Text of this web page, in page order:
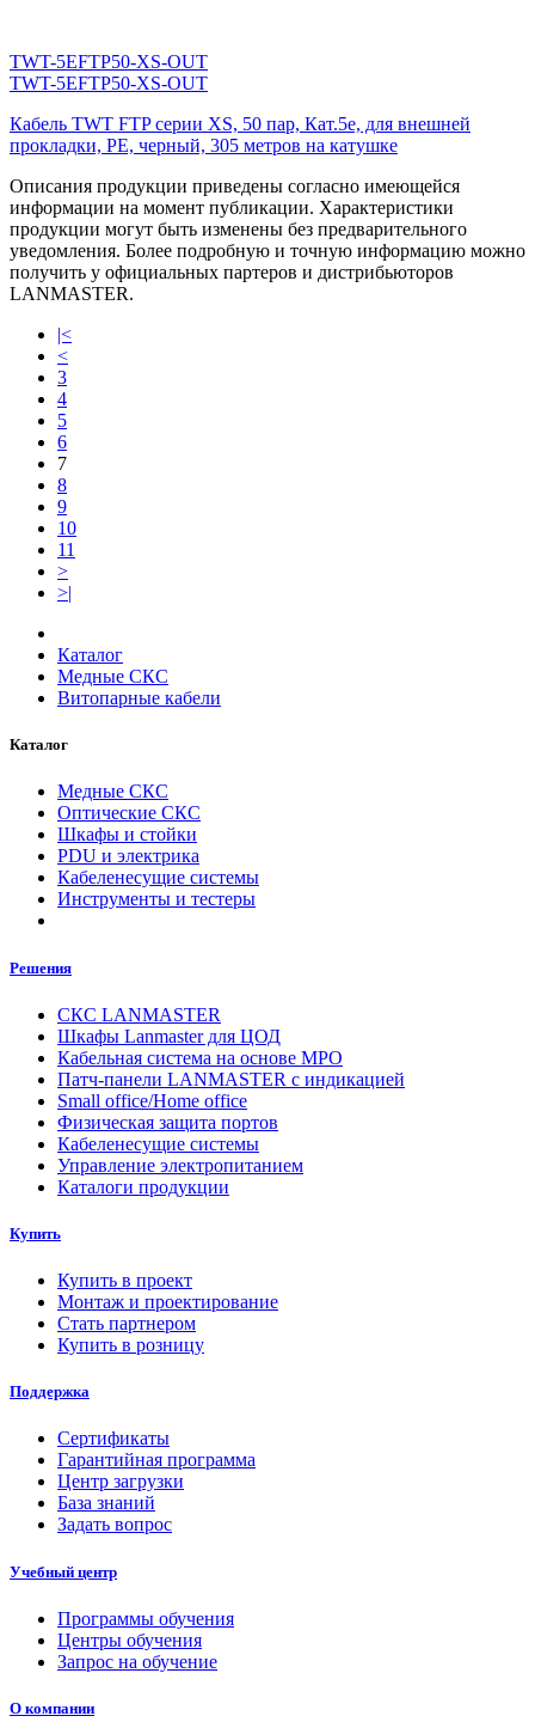
TWT-5EFTP50-XS-OUT
TWT-5EFTP50-XS-OUT
Кабель TWT FTP серии XS, 50 пар, Кат.5e, для внешней
прокладки, PE, черный, 305 метров на катушке
Описания продукции приведены согласно имеющейся
информации на момент публикации. Характеристики
продукции могут быть изменены без предварительного
уведомления. Более подробную и точную информацию можно
получить у официальных партеров и дистрибьюторов
LANMASTER.
|<
<
3
4
5
6
7
8
9
10
11
>
>|
Каталог
Медные СКС
Витопарные кабели
Каталог
Медные СКС
Оптические СКС
Шкафы и стойки
PDU и электрика
Кабеленесущие системы
Инструменты и тестеры
Решения
СКС LANMASTER
Шкафы Lanmaster для ЦОД
Кабельная система на основе MPO
Патч-панели LANMASTER с индикацией
Small office/Home office
Физическая защита портов
Кабеленесущие системы
Управление электропитанием
Каталоги продукции
Купить
Купить в проект
Монтаж и проектирование
Стать партнером
Купить в розницу
Поддержка
Сертификаты
Гарантийная программа
Центр загрузки
База знаний
Задать вопрос
Учебный центр
Программы обучения
Центры обучения
Запрос на обучение
О компании